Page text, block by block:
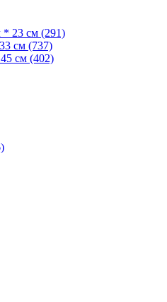
* 23 см (291)
см (737)
см (402)